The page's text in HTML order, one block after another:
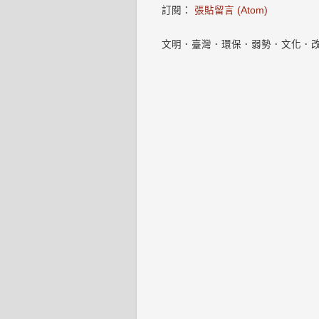
訂閱： 張貼留言 (Atom)
文明．臺灣．環保．弱勢．文化．